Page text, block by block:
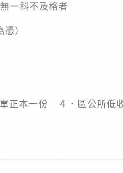
科不及格者
）
正本一份 ４．區公所低